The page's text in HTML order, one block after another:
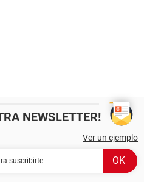
NEWSLETTER!
Ver un ejemplo